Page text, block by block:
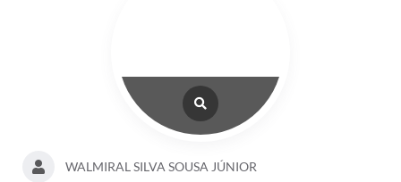
WALMIRAL SILVA SOUSA JÚNIOR